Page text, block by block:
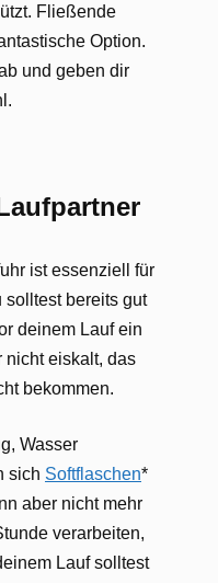
Fließende
Option.
und geben dir
ist essenziell für
solltest bereits gut
deinem Lauf ein
nicht eiskalt, das
bekommen.
Wasser
sich Softflaschen*
aber nicht mehr
verarbeiten,
Lauf solltest